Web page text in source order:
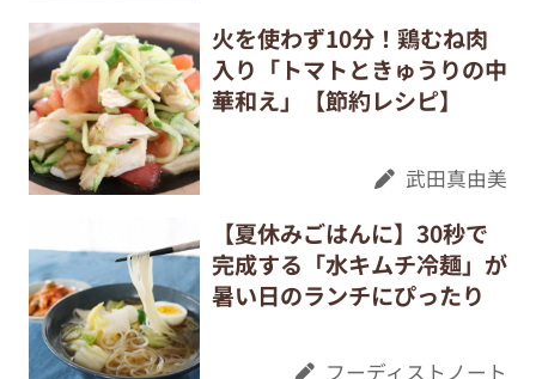
火を使わず10分！鶏むね肉
入り「トマトときゅうりの中
華和え」【節約レシピ】
武田真由美
【夏休みごはんに】30秒で
完成する「水キムチ冷麺」が
暑い日のランチにぴったり
フーディストノート